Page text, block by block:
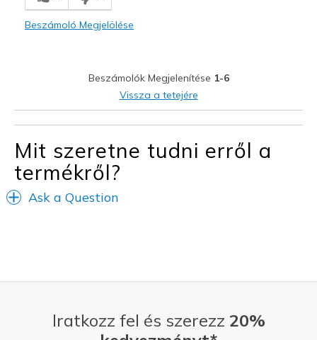
Comfortable
Casual Wear
Travel
Width
Feels true to width
Sizing
View On Shoes
Beszámoló Megjelölése
Beszámolók Megjelenítése 1-6
Vissza a tetejére
Mit szeretne tudni erről a
termékről?
Ask a Question
Iratkozz fel és szerezz 20%